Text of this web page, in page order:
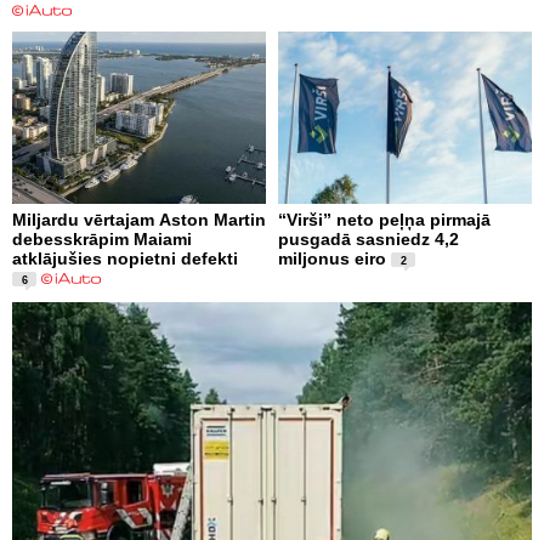
Miljardu vērtajam Aston Martin
debesskrāpim Maiami
atklājušies nopietni defekti
6
“Virši” neto peļņa pirmajā
pusgadā sasniedz 4,2
miljonus eiro
2